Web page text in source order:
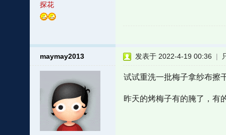
探花
maymay2013 发表于 2022-4-19 00:36 |
试试重洗一批梅子拿纱布擦
昨天的烤梅子有的腌了，有